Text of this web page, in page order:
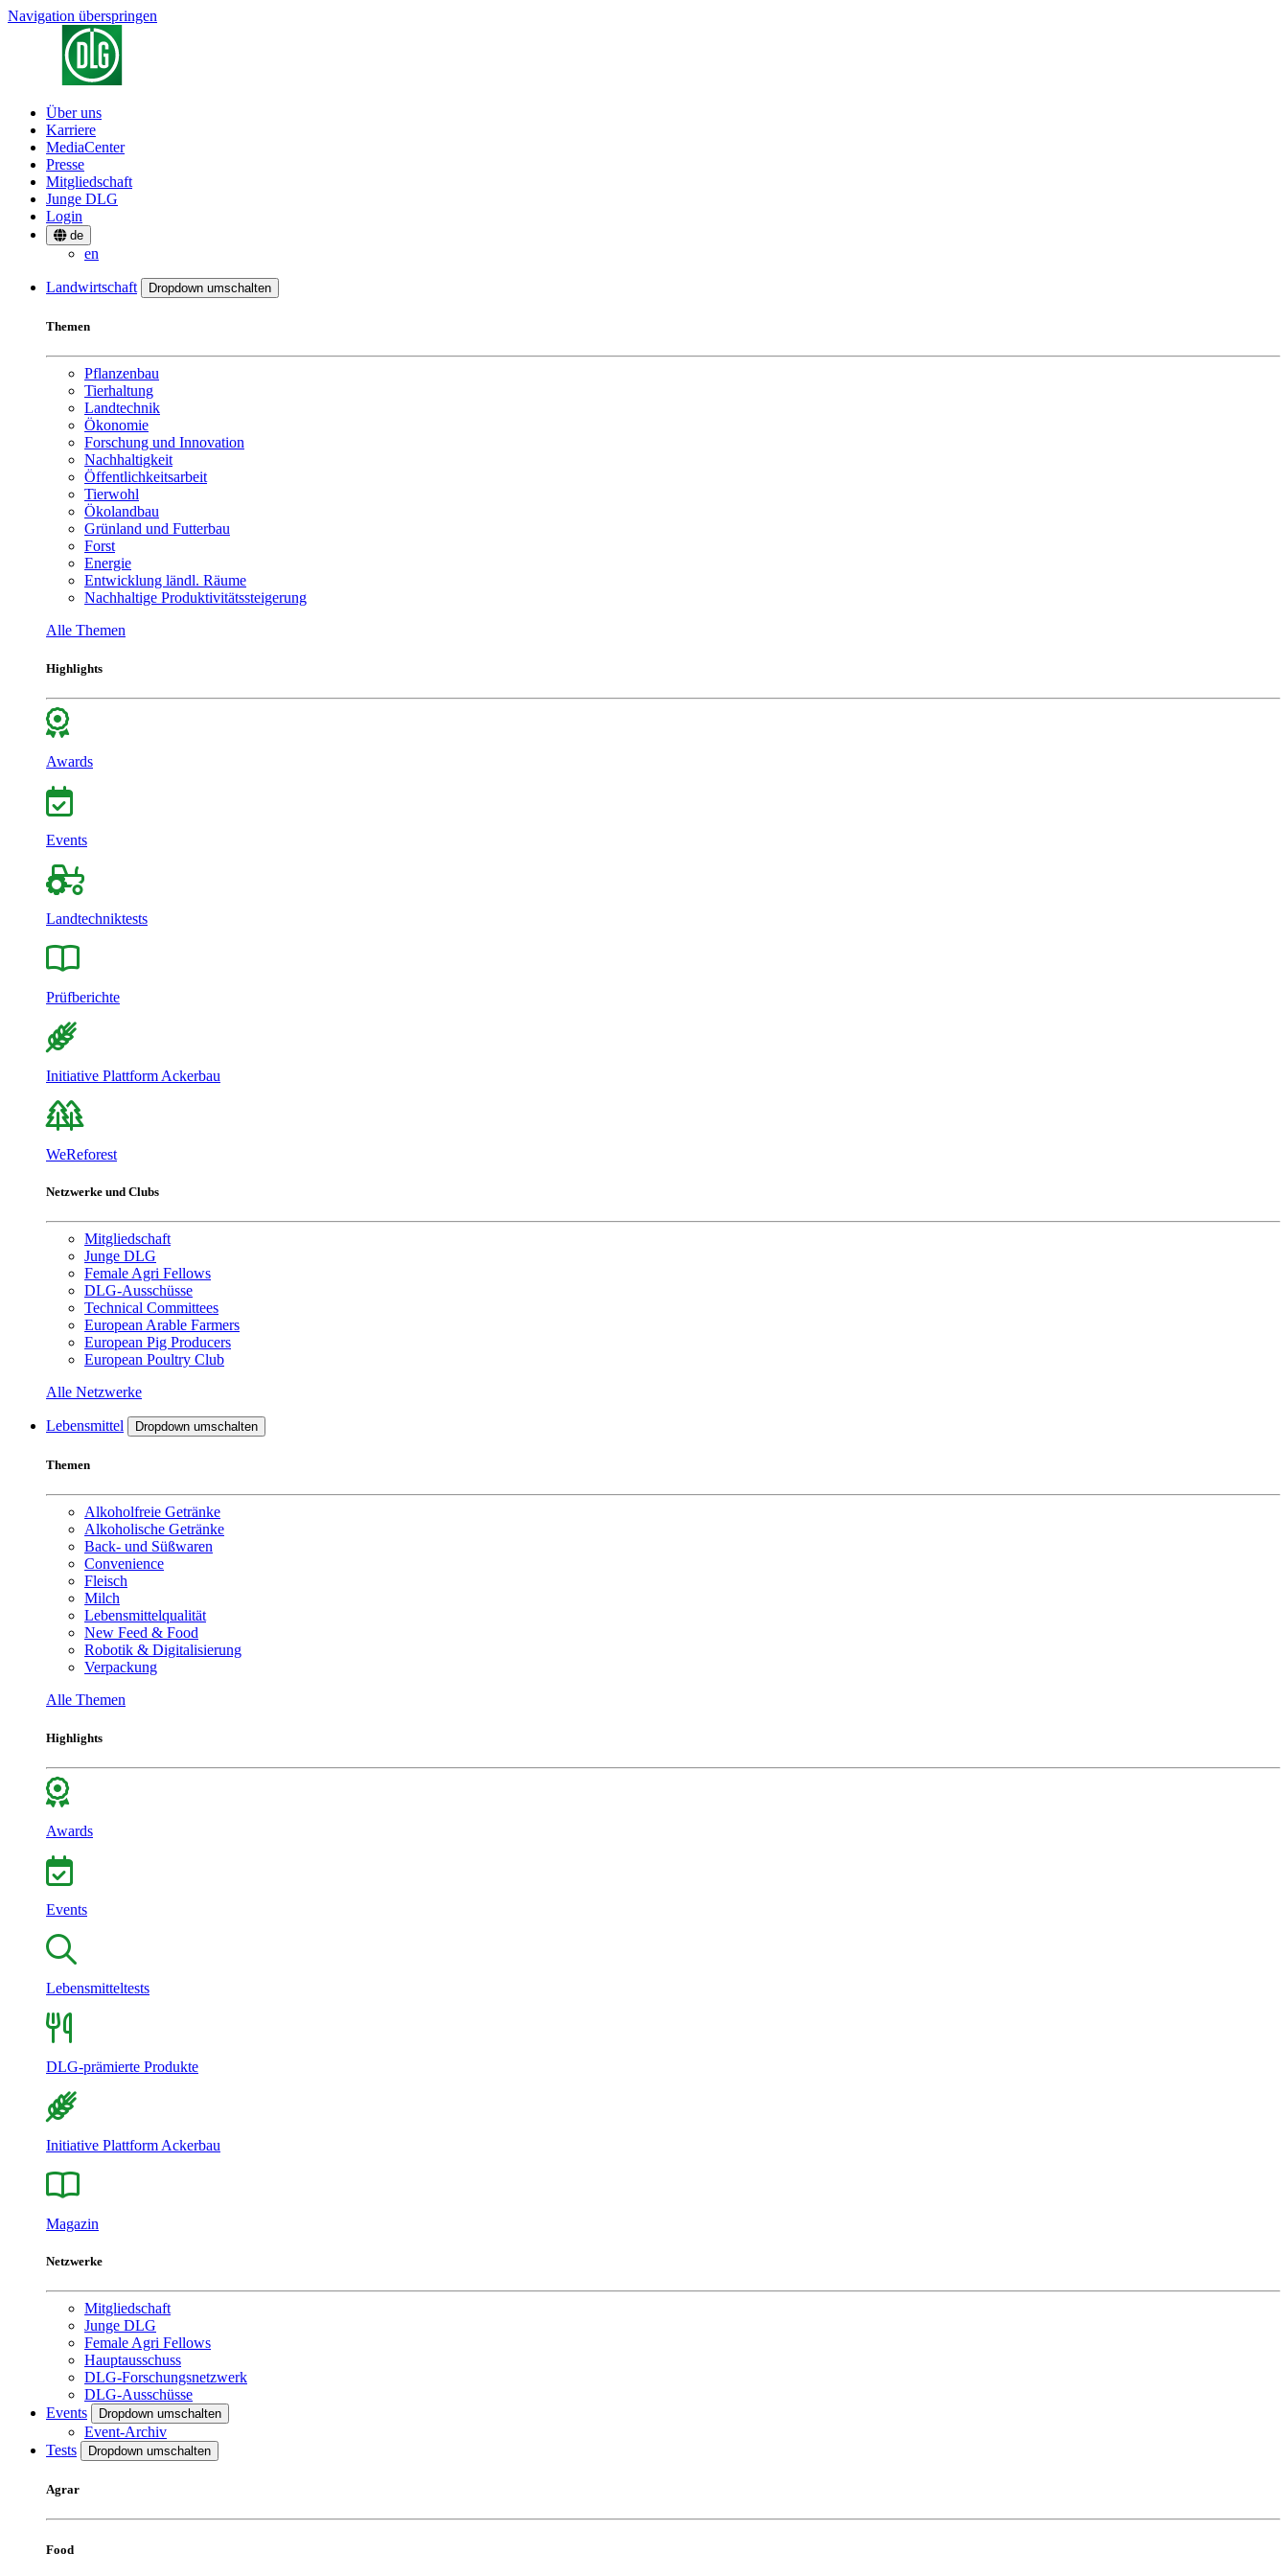
Navigation überspringen
Über uns
Karriere
MediaCenter
Presse
Mitgliedschaft
Junge DLG
Login
de
en
Landwirtschaft Dropdown umschalten
Themen
Pflanzenbau
Tierhaltung
Landtechnik
Ökonomie
Forschung und Innovation
Nachhaltigkeit
Öffentlichkeitsarbeit
Tierwohl
Ökolandbau
Grünland und Futterbau
Forst
Energie
Entwicklung ländl. Räume
Nachhaltige Produktivitätssteigerung
Alle Themen
Highlights
Awards
Events
Landtechniktests
Prüfberichte
Initiative Plattform Ackerbau
WeReforest
Netzwerke und Clubs
Mitgliedschaft
Junge DLG
Female Agri Fellows
DLG-Ausschüsse
Technical Committees
European Arable Farmers
European Pig Producers
European Poultry Club
Alle Netzwerke
Lebensmittel Dropdown umschalten
Themen
Alkoholfreie Getränke
Alkoholische Getränke
Back- und Süßwaren
Convenience
Fleisch
Milch
Lebensmittelqualität
New Feed & Food
Robotik & Digitalisierung
Verpackung
Alle Themen
Highlights
Awards
Events
Lebensmitteltests
DLG-prämierte Produkte
Initiative Plattform Ackerbau
Magazin
Netzwerke
Mitgliedschaft
Junge DLG
Female Agri Fellows
Hauptausschuss
DLG-Forschungsnetzwerk
DLG-Ausschüsse
Events
Dropdown umschalten
Event-Archiv
Tests
Dropdown umschalten
Agrar
Food